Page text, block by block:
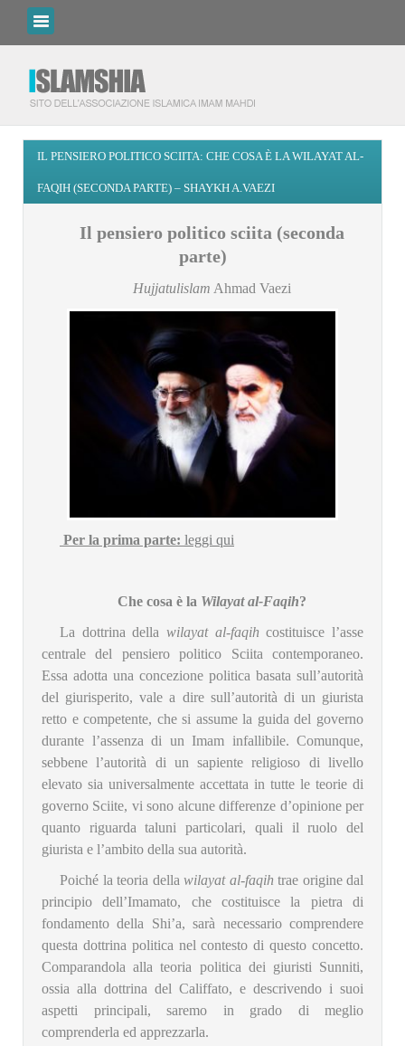
IL PENSIERO POLITICO SCIITA: CHE COSA È LA WILAYAT AL-
FAQIH (SECONDA PARTE) – SHAYKH A.VAEZI
Il pensiero politico sciita (seconda
parte)
Hujjatulislam Ahmad Vaezi
Per la prima parte: leggi qui
Che cosa è la Wilayat al-Faqih?
La dottrina della wilayat al-faqih costituisce l’asse
centrale del pensiero politico Sciita contemporaneo.
Essa adotta una concezione politica basata sull’autorità
del giurisperito, vale a dire sull’autorità di un giurista
retto e competente, che si assume la guida del governo
durante l’assenza di un Imam infallibile. Comunque,
sebbene l’autorità di un sapiente religioso di livello
elevato sia universalmente accettata in tutte le teorie di
governo Sciite, vi sono alcune differenze d’opinione per
quanto riguarda taluni particolari, quali il ruolo del
giurista e l’ambito della sua autorità.
Poiché la teoria della wilayat al-faqih trae origine dal
principio dell’Imamato, che costituisce la pietra di
fondamento della Shi’a, sarà necessario comprendere
questa dottrina politica nel contesto di questo concetto.
Comparandola alla teoria politica dei giuristi Sunniti,
ossia alla dottrina del Califfato, e descrivendo i suoi
aspetti principali, saremo in grado di meglio
comprenderla ed apprezzarla.